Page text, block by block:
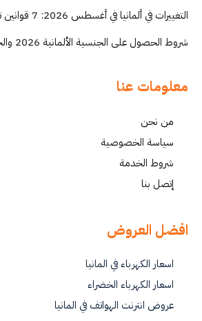
التغييرات في ألمانيا في أغسطس 2026: 7 قوانين تهمك
شروط الحصول على الجنسية الألمانية 2026 والجنسية المزدوجة
معلومات عنا
من نحن
سياسة الخصوصية
شروط الخدمة
إتصل بنا
افضل العروض
اسعار الكهرباء في المانيا
اسعار الكهرباء الخضراء
عروض انترنت الهواتف في المانيا